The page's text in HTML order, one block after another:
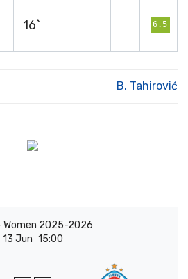
16` 6.5
B. Tahirović
- Women 2025-2026
13 Jun 15:00